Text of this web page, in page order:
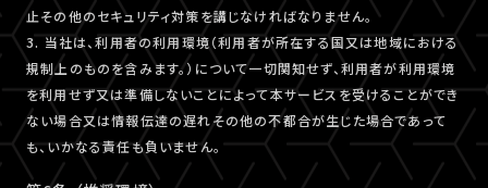
止その他のセキュリティ対策を講じなければなりません。
3. 当社は、利用者の利用環境（利用者が所在する国又は地域における
規制上のものを含みます。）について一切関知せず、利用者が利用環境
を利用せず又は準備しないことによって本サービスを受けることができ
ない場合又は情報伝達の遅れその他の不都合が生じた場合であって
も、いかなる責任も負いません。